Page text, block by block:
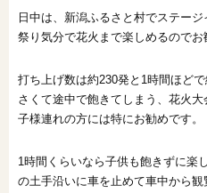
日中は、新潟ふるさと村でステー
祭り気分で花火まで楽しめるのでお
打ち上げ数は約230発と1時間ほど
さくて途中で飽きてしまう、花火
子様連れの方には特にお勧めです。
1時間くらいなら子供も飽きずに楽
の土手沿いに車を止めて車中から